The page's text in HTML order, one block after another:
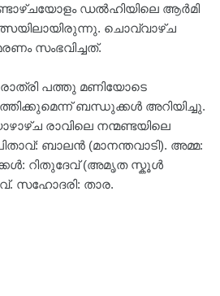
ഡല്‍ഹിയിലെ ആര്‍മി
ചൊവ്വാഴ്ച
സംഭവിച്ചത്.
പത്തു മണിയോടെ
ബന്ധുക്കൾ അറിയിച്ചു.
രാവിലെ നന്മണ്ടയിലെ
ബാലൻ (മാനന്തവാടി). അമ്മ:
റിതുദേവ് (അമൃത സ്കൂൾ
സഹോദരി: താര.